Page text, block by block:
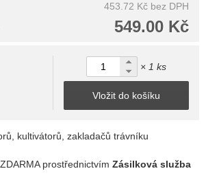
453.72 Kč bez DPH
549.00 Kč
× 1 ks
Vložit do košíku
kultivátorů, zakladačů trávníku
prostřednictvím Zásilková služba